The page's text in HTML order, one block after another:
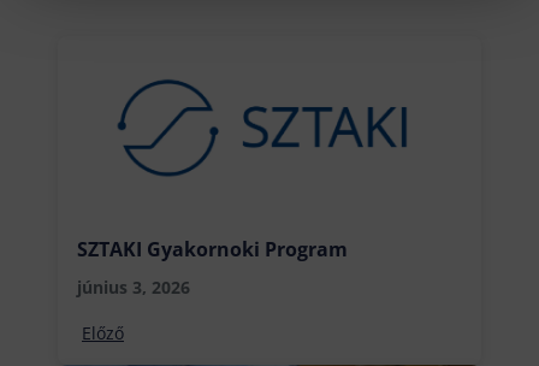
SZTAKI Gyakornoki Program
június 3, 2026
Előző